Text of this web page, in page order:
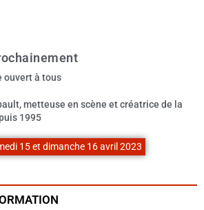
ouvert à tous
metteuse en scène et créatrice de la
1995
15 et dimanche 16 avril 2023